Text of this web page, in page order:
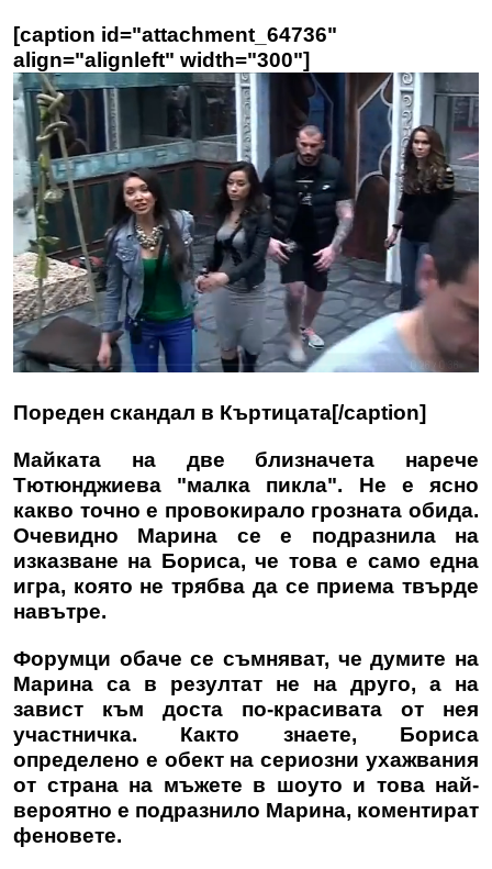
[caption id="attachment_64736"
align="alignleft" width="300"]
Пореден скандал в Къртицата[/caption]
Майката на две близначета нарече
Тютюнджиева "малка пикла". Не е ясно
какво точно е провокирало грозната обида.
Очевидно Марина се е подразнила на
изказване на Бориса, че това е само една
игра, която не трябва да се приема твърде
навътре.
Форумци обаче се съмняват, че думите на
Марина са в резултат не на друго, а на
завист към доста по-красивата от нея
участничка. Както знаете, Бориса
определено е обект на сериозни ухажвания
от страна на мъжете в шоуто и това най-
вероятно е подразнило Марина, коментират
феновете.